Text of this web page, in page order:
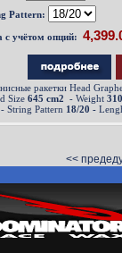
Pattern:
с учётом опций:
ракетки Head
Size 645 cm2 - Weight
String Pattern 18/20 -
<<